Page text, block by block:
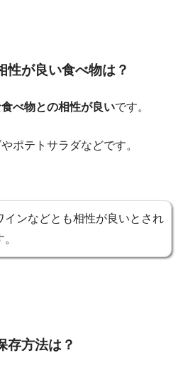
性が良い食べ物は？
べ物との相性が良いです。
ポテトサラダなどです。
インなどとも相性が良いとされ
存方法は？